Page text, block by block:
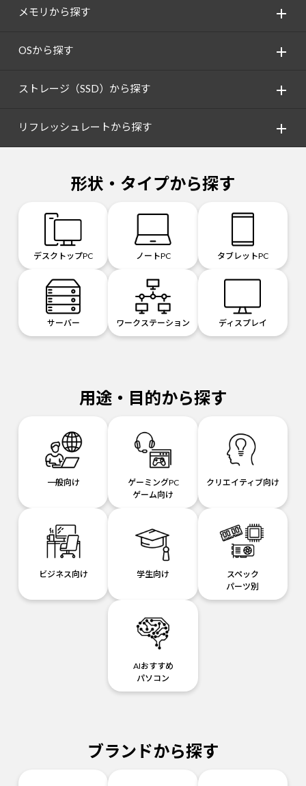
メモリから探す
OSから探す
ストレージ（SSD）から探す
リフレッシュレートから探す
形状・タイプから探す
デスクトップPC ノートPC タブレットPC
サーバー ワークステーション ディスプレイ
用途・目的から探す
一般向け
ゲーミングPC
ゲーム向け
クリエイティブ向け
ビジネス向け 学生向け
スペック
パーツ別
AIおすすめ
パソコン
ブランドから探す